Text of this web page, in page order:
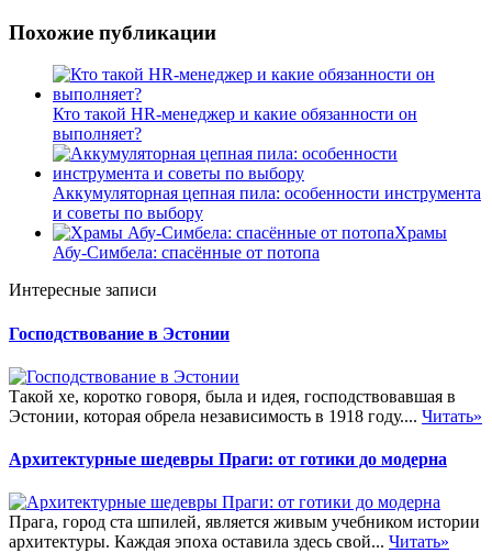
Похожие публикации
Кто такой HR-менеджер и какие обязанности он
выполняет?
Аккумуляторная цепная пила: особенности инструмента
и советы по выбору
Храмы
Абу-Симбела: спасённые от потопа
Интересные записи
Господствование в Эстонии
Такой хе, коротко говоря, была и идея, господствовавшая в
Эстонии, которая обрела независимость в 1918 году.... Читать»
Архитектурные шедевры Праги: от готики до модерна
Прага, город ста шпилей, является живым учебником истории
архитектуры. Каждая эпоха оставила здесь свой... Читать»